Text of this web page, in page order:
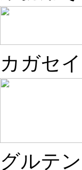
カガセ
グルテ